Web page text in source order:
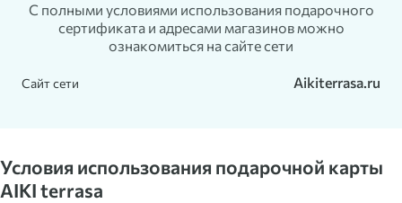
С полными условиями использования подарочного
сертификата и адресами магазинов можно
ознакомиться на сайте сети
Сайт сети Aikiterrasa.ru
Условия использования подарочной карты
AIKI terrasa